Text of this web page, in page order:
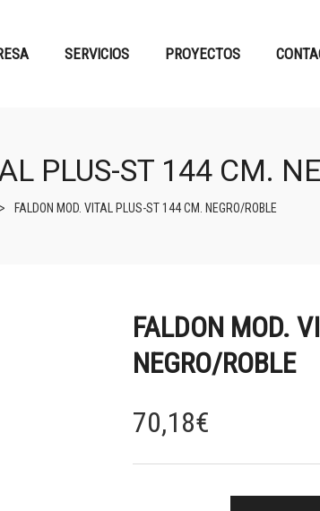
SERVICIOS PROYECTOS
PLUS-ST 144 CM.
> FALDON MOD. VITAL PLUS-ST 144 CM. NEGRO/ROBLE
FALDON MOD.
NEGRO/ROBLE
70,18€